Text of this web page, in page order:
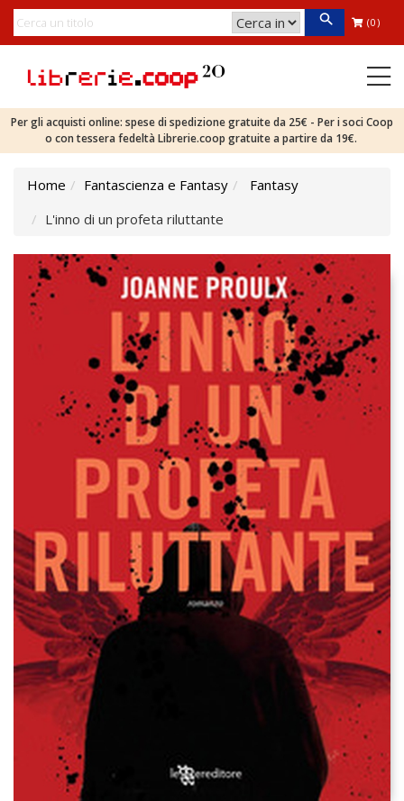
(0)
Per gli acquisti online: spese di spedizione gratuite da 25€ - Per i soci Coop
o con tessera fedeltà Librerie.coop gratuite a partire da 19€.
Home Fantascienza e Fantasy
Fantasy
L'inno di un profeta riluttante